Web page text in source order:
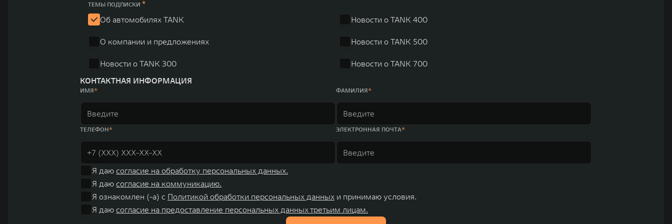
ТЕМЫ ПОДПИСКИ *
Об автомобилях TANK
О компании и предложениях
Новости о TANK 300
Новости о TANK 400
Новости о TANK 500
Новости о TANK 700
КОНТАКТНАЯ ИНФОРМАЦИЯ
ИМЯ ФАМИЛИЯ
ТЕЛЕФОН ЭЛЕКТРОННАЯ ПОЧТА
Я даю согласие на обработку персональных данных.
Я даю согласие на коммуникацию.
Я ознакомлен (-а) с Политикой обработки персональных данных и принимаю условия.
Я даю согласие на предоставление персональных данных третьим лицам.